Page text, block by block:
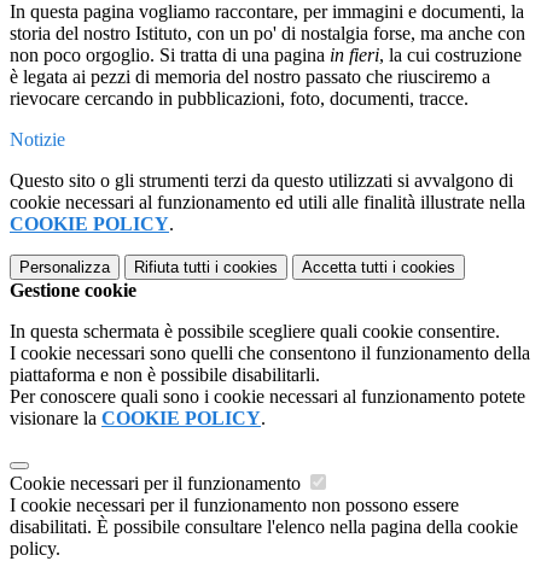
In questa pagina vogliamo raccontare, per immagini e documenti, la
storia del nostro Istituto, con un po' di nostalgia forse, ma anche con
non poco orgoglio. Si tratta di una pagina in fieri, la cui costruzione
è legata ai pezzi di memoria del nostro passato che riusciremo a
rievocare cercando in pubblicazioni, foto, documenti, tracce.
Notizie
Questo sito o gli strumenti terzi da questo utilizzati si avvalgono di
cookie necessari al funzionamento ed utili alle finalità illustrate nella
COOKIE POLICY.
Personalizza Rifiuta tutti i cookies Accetta tutti i cookies
Gestione cookie
In questa schermata è possibile scegliere quali cookie consentire.
I cookie necessari sono quelli che consentono il funzionamento della
piattaforma e non è possibile disabilitarli.
Per conoscere quali sono i cookie necessari al funzionamento potete
visionare la COOKIE POLICY.
Cookie necessari per il funzionamento
I cookie necessari per il funzionamento non possono essere
disabilitati. È possibile consultare l'elenco nella pagina della cookie
policy.